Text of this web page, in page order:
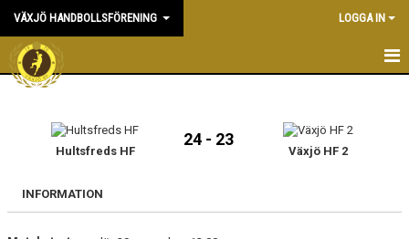
VÄXJÖ HANDBOLLSFÖRENING LOGGA IN
HEM
NYHETER
KONTAKT & KANSLI
Hultsfreds HF
24 - 23
Växjö HF 2
INFORMATION